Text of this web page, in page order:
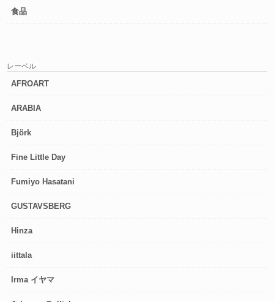
食品
レーベル
AFROART
ARABIA
Björk
Fine Little Day
Fumiyo Hasatani
GUSTAVSBERG
Hinza
iittala
Irma イヤマ